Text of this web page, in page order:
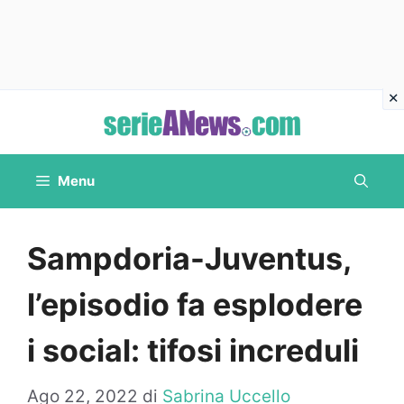
contenuto
Menu
Sampdoria-Juventus,
l’episodio fa esplodere
i social: tifosi increduli
Ago 22, 2022 di Sabrina Uccello